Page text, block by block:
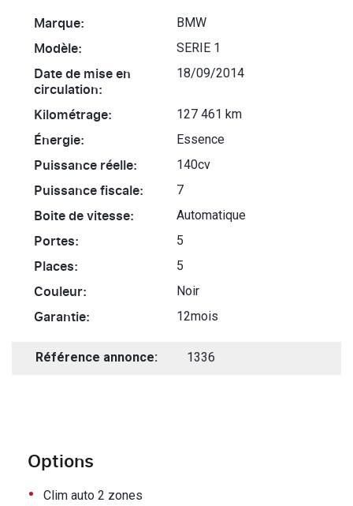
Options
• Clim auto 2 zones
Marque: BMW
Modèle: SERIE 1
Date de mise en
circulation:
18/09/2014
Kilométrage: 127 461 km
Énergie: Essence
Puissance réelle: 140cv
Puissance fiscale: 7
Boite de vitesse: Automatique
Portes: 5
Places: 5
Couleur: Noir
Garantie: 12mois
Référence annonce: 1336